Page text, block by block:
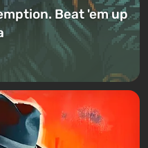
Beat 'em up